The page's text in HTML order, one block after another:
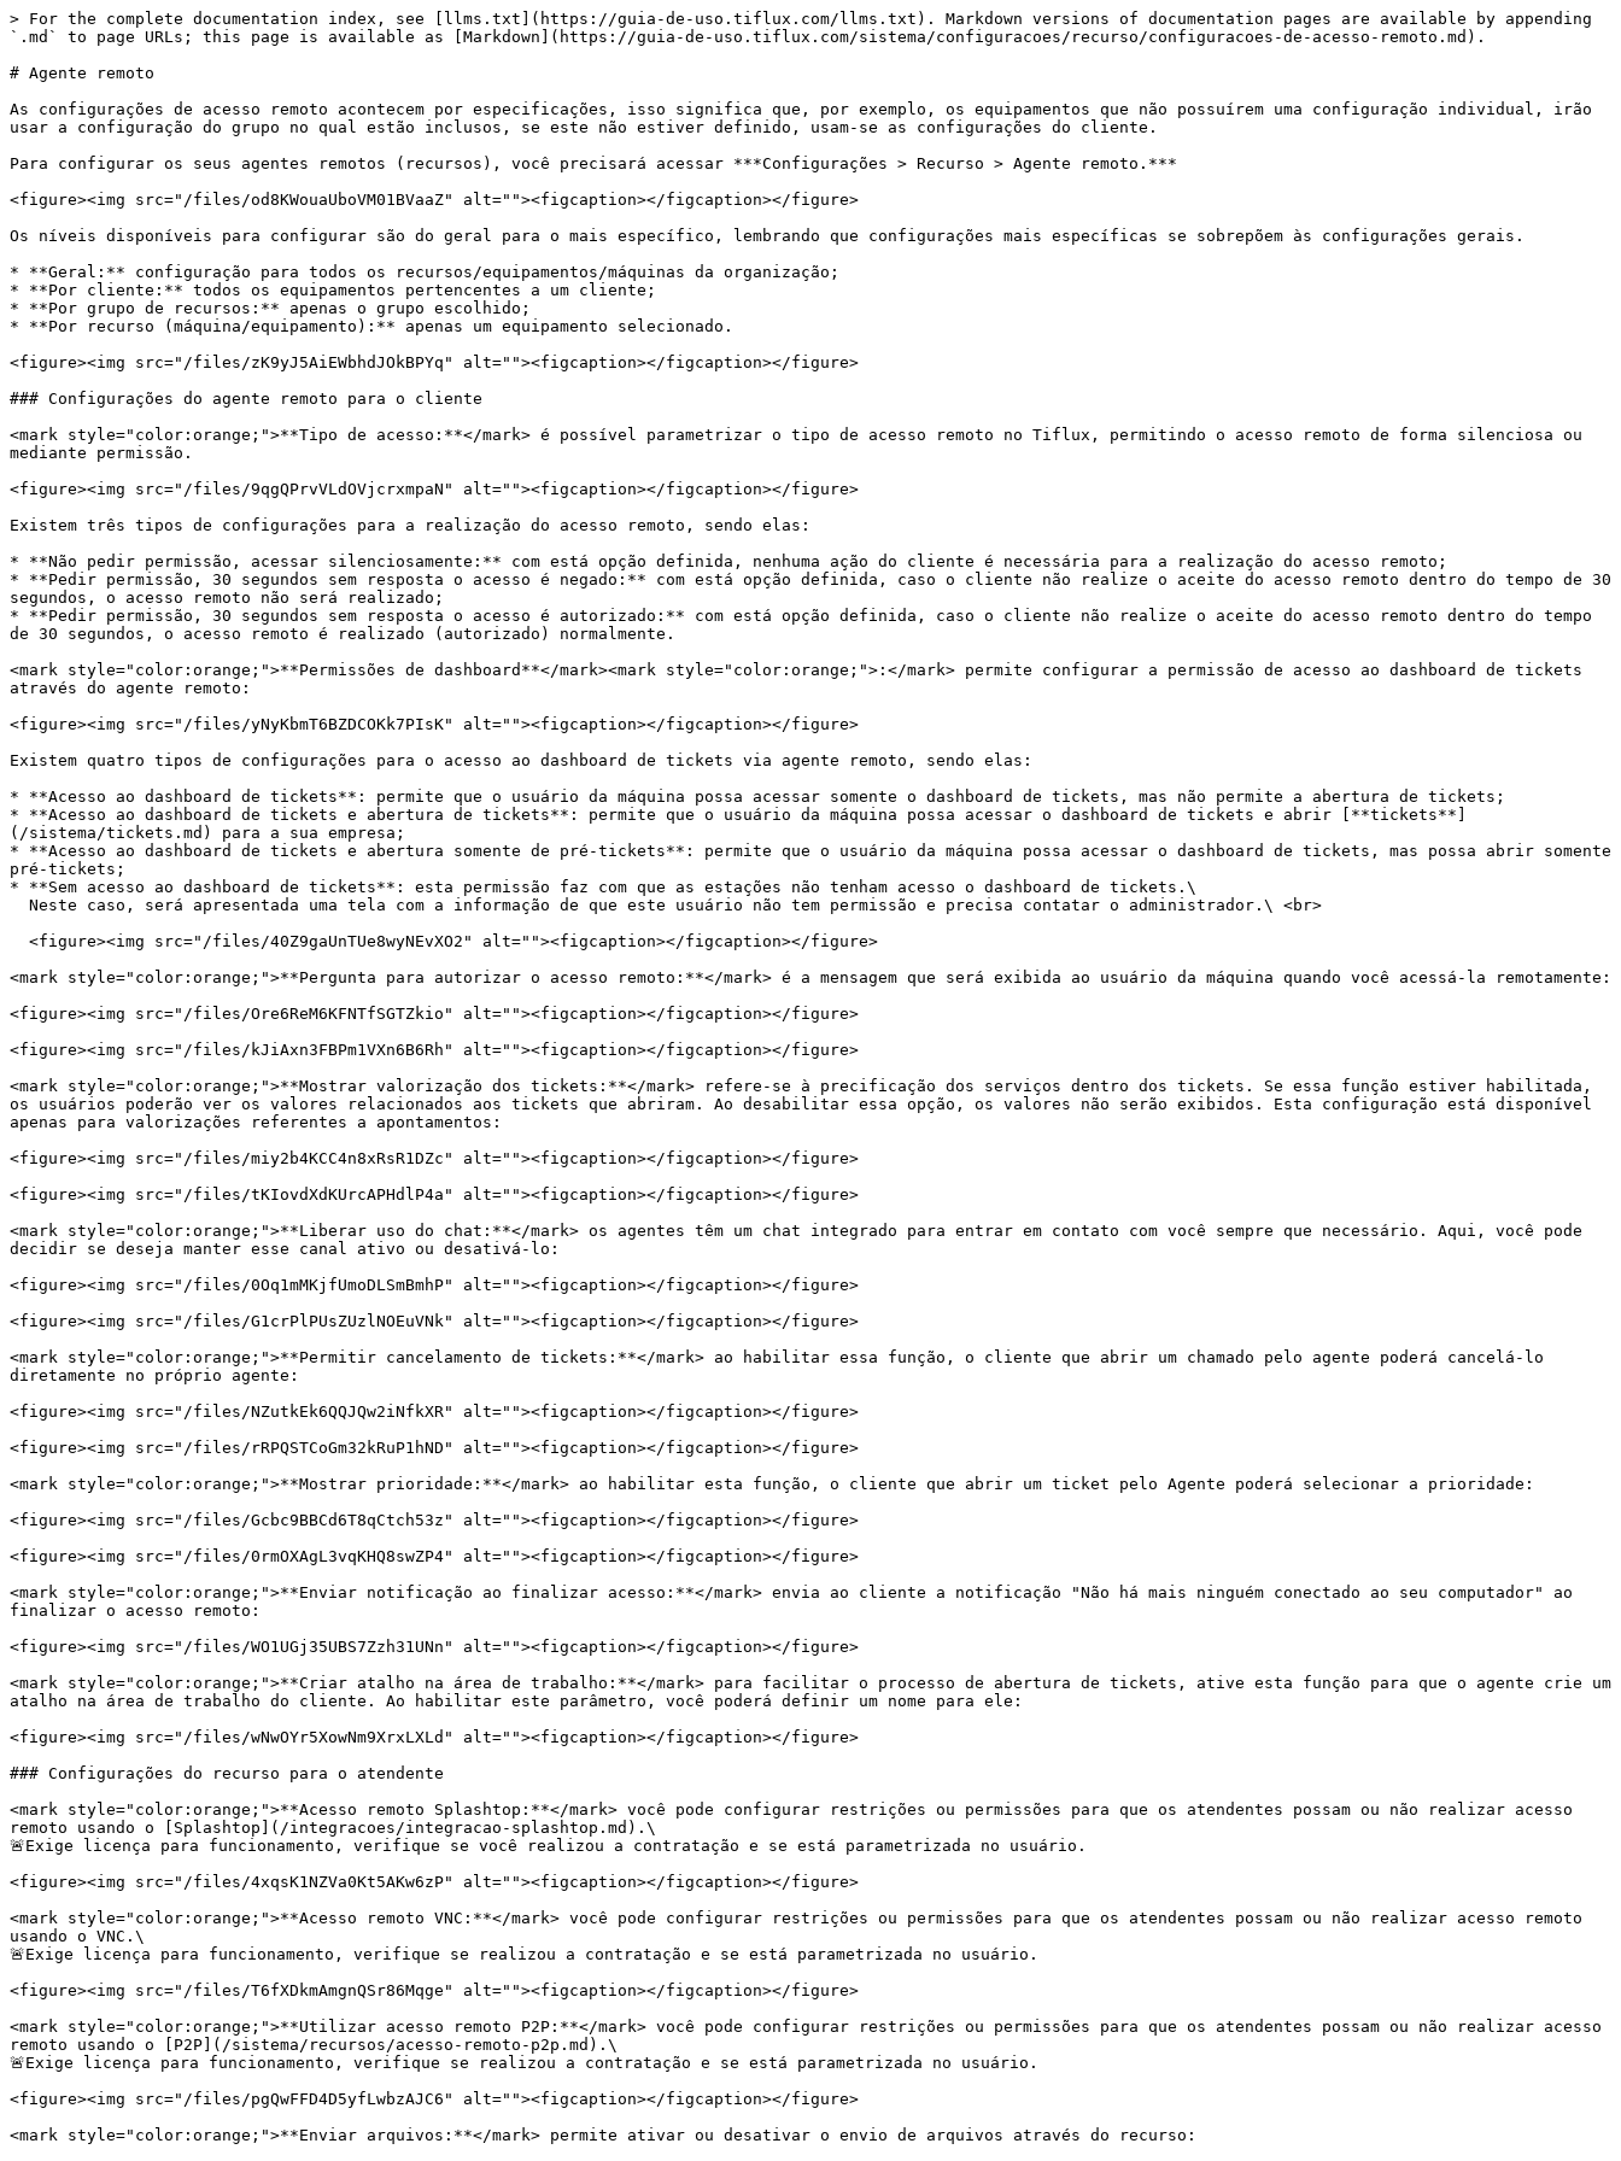
> For the complete documentation index, see [llms.txt](https://guia-de-uso.tiflux.com/llms.txt). Markdown versions of documentation pages are available by appending
`.md` to page URLs; this page is available as [Markdown](https://guia-de-uso.tiflux.com/sistema/configuracoes/recurso/configuracoes-de-acesso-remoto.md).
# Agente remoto
As configurações de acesso remoto acontecem por especificações, isso significa que, por exemplo, os equipamentos que não possuírem uma configuração individual, irão
usar a configuração do grupo no qual estão inclusos, se este não estiver definido, usam-se as configurações do cliente.
Para configurar os seus agentes remotos (recursos), você precisará acessar ***Configurações > Recurso > Agente remoto.***
<figure><img src="/files/od8KWouaUboVM01BVaaZ" alt=""><figcaption></figcaption></figure>
Os níveis disponíveis para configurar são do geral para o mais específico, lembrando que configurações mais específicas se sobrepõem às configurações gerais.
* **Geral:** configuração para todos os recursos/equipamentos/máquinas da organização;
* **Por cliente:** todos os equipamentos pertencentes a um cliente;
* **Por grupo de recursos:** apenas o grupo escolhido;
* **Por recurso (máquina/equipamento):** apenas um equipamento selecionado.
<figure><img src="/files/zK9yJ5AiEWbhdJOkBPYq" alt=""><figcaption></figcaption></figure>
### Configurações do agente remoto para o cliente
<mark style="color:orange;">**Tipo de acesso:**</mark> é possível parametrizar o tipo de acesso remoto no Tiflux, permitindo o acesso remoto de forma silenciosa ou
mediante permissão.
<figure><img src="/files/9qgQPrvVLdOVjcrxmpaN" alt=""><figcaption></figcaption></figure>
Existem três tipos de configurações para a realização do acesso remoto, sendo elas:
* **Não pedir permissão, acessar silenciosamente:** com está opção definida, nenhuma ação do cliente é necessária para a realização do acesso remoto;
* **Pedir permissão, 30 segundos sem resposta o acesso é negado:** com está opção definida, caso o cliente não realize o aceite do acesso remoto dentro do tempo de 30
segundos, o acesso remoto não será realizado;
* **Pedir permissão, 30 segundos sem resposta o acesso é autorizado:** com está opção definida, caso o cliente não realize o aceite do acesso remoto dentro do tempo
de 30 segundos, o acesso remoto é realizado (autorizado) normalmente.
<mark style="color:orange;">**Permissões de dashboard**</mark><mark style="color:orange;">:</mark> permite configurar a permissão de acesso ao dashboard de tickets
através do agente remoto:
<figure><img src="/files/yNyKbmT6BZDCOKk7PIsK" alt=""><figcaption></figcaption></figure>
Existem quatro tipos de configurações para o acesso ao dashboard de tickets via agente remoto, sendo elas:
* **Acesso ao dashboard de tickets**: permite que o usuário da máquina possa acessar somente o dashboard de tickets, mas não permite a abertura de tickets;
* **Acesso ao dashboard de tickets e abertura de tickets**: permite que o usuário da máquina possa acessar o dashboard de tickets e abrir [**tickets**]
(/sistema/tickets.md) para a sua empresa;
* **Acesso ao dashboard de tickets e abertura somente de pré-tickets**: permite que o usuário da máquina possa acessar o dashboard de tickets, mas possa abrir somente
pré-tickets;
* **Sem acesso ao dashboard de tickets**: esta permissão faz com que as estações não tenham acesso o dashboard de tickets.\
<mark style="color:orange;">**Pergunta para autorizar o acesso remoto:**</mark> é a mensagem que será exibida ao usuário da máquina quando você acessá-la remotamente:
<figure><img src="/files/Ore6ReM6KFNTfSGTZkio" alt=""><figcaption></figcaption></figure>
<figure><img src="/files/kJiAxn3FBPm1VXn6B6Rh" alt=""><figcaption></figcaption></figure>
<mark style="color:orange;">**Mostrar valorização dos tickets:**</mark> refere-se à precificação dos serviços dentro dos tickets. Se essa função estiver habilitada,
os usuários poderão ver os valores relacionados aos tickets que abriram. Ao desabilitar essa opção, os valores não serão exibidos. Esta configuração está disponível
apenas para valorizações referentes a apontamentos:
<figure><img src="/files/miy2b4KCC4n8xRsR1DZc" alt=""><figcaption></figcaption></figure>
<figure><img src="/files/tKIovdXdKUrcAPHdlP4a" alt=""><figcaption></figcaption></figure>
<mark style="color:orange;">**Liberar uso do chat:**</mark> os agentes têm um chat integrado para entrar em contato com você sempre que necessário. Aqui, você pode
decidir se deseja manter esse canal ativo ou desativá-lo:
<figure><img src="/files/0Oq1mMKjfUmoDLSmBmhP" alt=""><figcaption></figcaption></figure>
<figure><img src="/files/G1crPlPUsZUzlNOEuVNk" alt=""><figcaption></figcaption></figure>
<mark style="color:orange;">**Permitir cancelamento de tickets:**</mark> ao habilitar essa função, o cliente que abrir um chamado pelo agente poderá cancelá-lo
diretamente no próprio agente:
<figure><img src="/files/NZutkEk6QQJQw2iNfkXR" alt=""><figcaption></figcaption></figure>
<figure><img src="/files/rRPQSTCoGm32kRuP1hND" alt=""><figcaption></figcaption></figure>
<mark style="color:orange;">**Mostrar prioridade:**</mark> ao habilitar esta função, o cliente que abrir um ticket pelo Agente poderá selecionar a prioridade:
<figure><img src="/files/Gcbc9BBCd6T8qCtch53z" alt=""><figcaption></figcaption></figure>
<figure><img src="/files/0rmOXAgL3vqKHQ8swZP4" alt=""><figcaption></figcaption></figure>
<mark style="color:orange;">**Enviar notificação ao finalizar acesso:**</mark> envia ao cliente a notificação "Não há mais ninguém conectado ao seu computador" ao
finalizar o acesso remoto:
<figure><img src="/files/WO1UGj35UBS7Zzh31UNn" alt=""><figcaption></figcaption></figure>
<mark style="color:orange;">**Criar atalho na área de trabalho:**</mark> para facilitar o processo de abertura de tickets, ative esta função para que o agente crie um
atalho na área de trabalho do cliente. Ao habilitar este parâmetro, você poderá definir um nome para ele:
<figure><img src="/files/wNwOYr5XowNm9XrxLXLd" alt=""><figcaption></figcaption></figure>
### Configurações do recurso para o atendente
<mark style="color:orange;">**Acesso remoto Splashtop:**</mark> você pode configurar restrições ou permissões para que os atendentes possam ou não realizar acesso
remoto usando o [Splashtop](/integracoes/integracao-splashtop.md).\
🚨Exige licença para funcionamento, verifique se você realizou a contratação e se está parametrizada no usuário.
<figure><img src="/files/4xqsK1NZVa0Kt5AKw6zP" alt=""><figcaption></figcaption></figure>
<mark style="color:orange;">**Acesso remoto VNC:**</mark> você pode configurar restrições ou permissões para que os atendentes possam ou não realizar acesso remoto
usando o VNC.\
🚨Exige licença para funcionamento, verifique se realizou a contratação e se está parametrizada no usuário.
<figure><img src="/files/T6fXDkmAmgnQSr86Mqge" alt=""><figcaption></figcaption></figure>
<mark style="color:orange;">**Utilizar acesso remoto P2P:**</mark> você pode configurar restrições ou permissões para que os atendentes possam ou não realizar acesso
remoto usando o [P2P](/sistema/recursos/acesso-remoto-p2p.md).\
🚨Exige licença para funcionamento, verifique se realizou a contratação e se está parametrizada no usuário.
<figure><img src="/files/pgQwFFD4D5yfLwbzAJC6" alt=""><figcaption></figcaption></figure>
<mark style="color:orange;">**Enviar arquivos:**</mark> permite ativar ou desativar o envio de arquivos através do recurso: